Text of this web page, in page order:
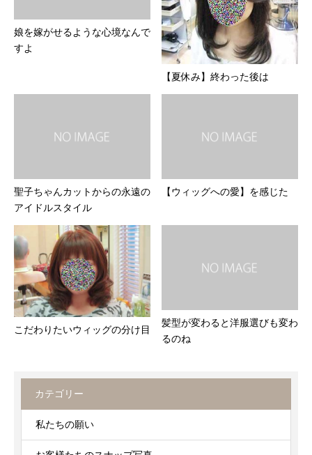
娘を嫁がせるような心境なんで
すよ
【夏休み】終わった後は
聖子ちゃんカットからの永遠の
アイドルスタイル
【ウィッグへの愛】を感じた
こだわりたいウィッグの分け目
髪型が変わると洋服選びも変わ
るのね
カテゴリー
私たちの願い